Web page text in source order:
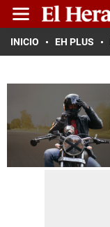
INICIO EH PLUS